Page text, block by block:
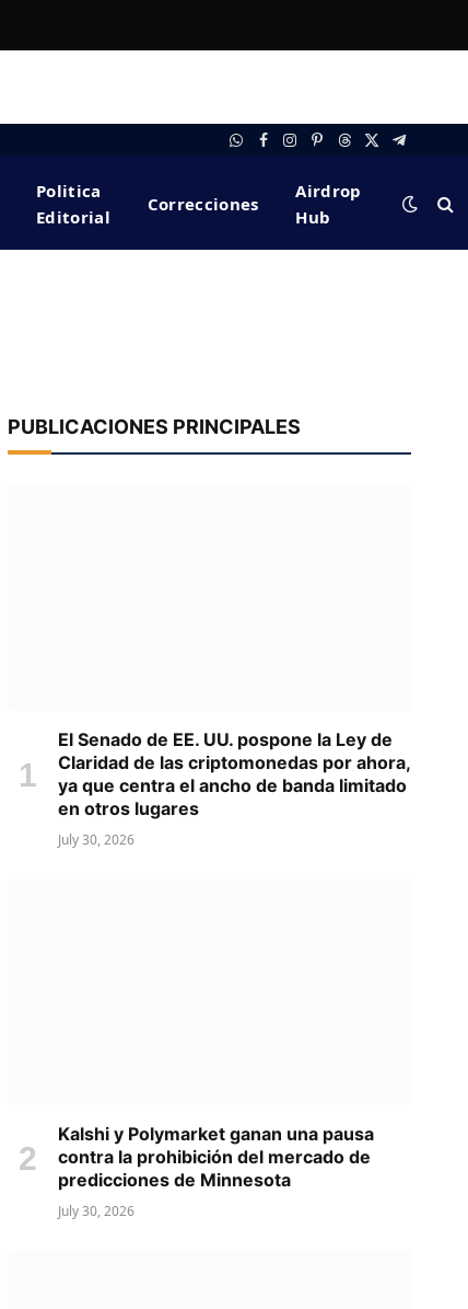
WhatsApp
FacebookInstagram
Pinterest
Threads
X
Telegram
Politica
Editorial
Correcciones
Airdrop
Hub
PUBLICACIONES PRINCIPALES
El Senado de EE. UU. pospone la Ley de
Claridad de las criptomonedas por ahora,
ya que centra el ancho de banda limitado
en otros lugares
July 30, 2026
Kalshi y Polymarket ganan una pausa
contra la prohibición del mercado de
predicciones de Minnesota
July 30, 2026